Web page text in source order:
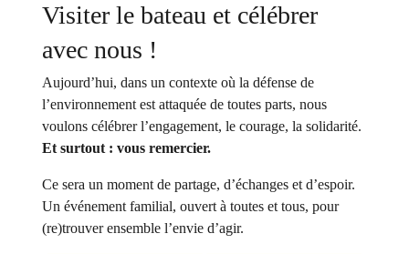
Visiter le bateau et célébrer
avec nous !
Aujourd’hui, dans un contexte où la défense de
l’environnement est attaquée de toutes parts, nous
voulons célébrer l’engagement, le courage, la solidarité.
Et surtout : vous remercier.
Ce sera un moment de partage, d’échanges et d’espoir.
Un événement familial, ouvert à toutes et tous, pour
(re)trouver ensemble l’envie d’agir.